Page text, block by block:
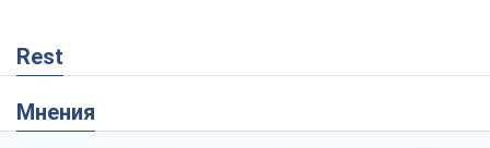
Rest
Мнения